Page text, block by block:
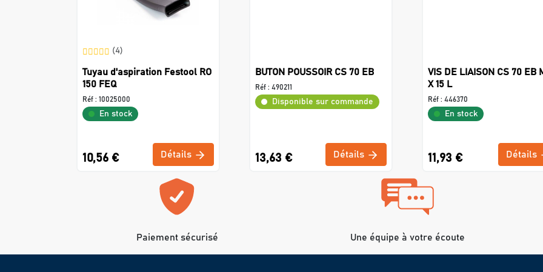
(4)
Tuyau d'aspiration Festool RO
150 FEQ
Réf : 10025000
En stock
10,56 € Détails
BUTON POUSSOIR CS 70 EB
Réf : 490211
Disponible sur commande
13,63 € Détails
VIS DE LIAISON CS 70 EB
X 15 L
Réf : 446370
En stock
11,93 € Détails
Paiement sécurisé Une équipe à votre écoute